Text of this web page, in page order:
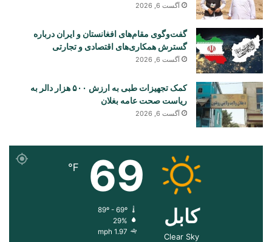
آگست 6, 2026
گفت‌وگوی مقام‌های افغانستان و ایران درباره
گسترش همکاری‌های اقتصادی و تجارتی
آگست 6, 2026
کمک تجهیزات طبی به ارزش ۵۰۰ هزار دالر به
ریاست صحت عامه بغلان
آگست 6, 2026
کابل
Clear Sky
69
℉
89º - 69º
29%
1.97 mph